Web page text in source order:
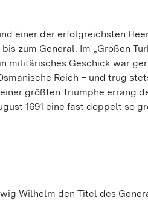
einer der erfolgreichsten
zum General. Im „Großen
militärisches Geschick war
Reich – und trug
größten Triumphe errang
1691 eine fast doppelt so
Wilhelm den Titel des